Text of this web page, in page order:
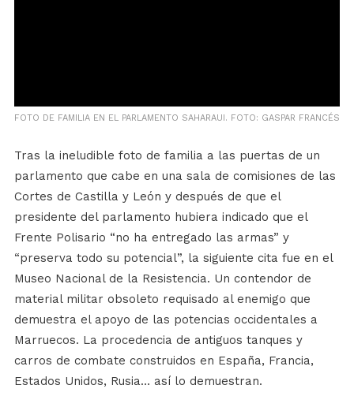
FOTO DE FAMILIA EN EL PARLAMENTO SAHARAUI. FOTO: GASPAR FRANCÉS
Tras la ineludible foto de familia a las puertas de un
parlamento que cabe en una sala de comisiones de las
Cortes de Castilla y León y después de que el
presidente del parlamento hubiera indicado que el
Frente Polisario “no ha entregado las armas” y
“preserva todo su potencial”, la siguiente cita fue en el
Museo Nacional de la Resistencia. Un contendor de
material militar obsoleto requisado al enemigo que
demuestra el apoyo de las potencias occidentales a
Marruecos. La procedencia de antiguos tanques y
carros de combate construidos en España, Francia,
Estados Unidos, Rusia… así lo demuestran.